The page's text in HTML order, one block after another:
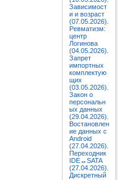
Зависимост
и и возраст
(07.05.2026).
Ревматизм:
центр
Логинова
(04.05.2026).
Запрет
импортных
комплектую
щих
(03.05.2026).
Закон о
персональн
ых данных
(29.04.2026).
Востановлен
ие данных с
Android
(27.04.2026).
Переходник
IDE↔SATA
(27.04.2026).
Дискретный